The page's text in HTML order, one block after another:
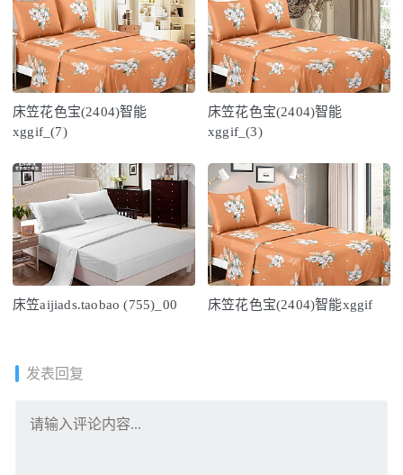
床笠花色宝(2404)智能
xggif_(7)
床笠花色宝(2404)智能
xggif_(3)
床笠aijiads.taobao (755)_00 床笠花色宝(2404)智能xggif
发表回复